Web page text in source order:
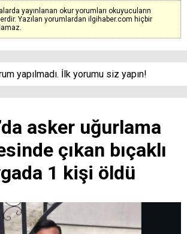
yayınlanan okur yorumları okuyucuların
Yazılan yorumlardan ilgihaber.com hiçbir
yapılmadı. İlk yorumu siz yapın!
asker uğurlama
çıkan bıçaklı
1 kişi öldü